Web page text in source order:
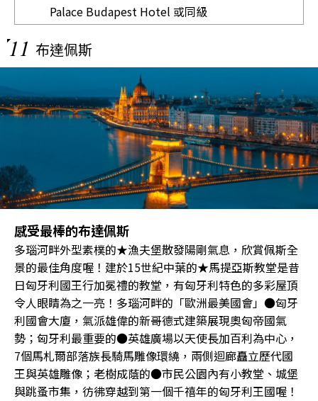
Palace Budapest Hotel 或同級
11 布達佩斯
感受最棒的布達佩斯
多瑙河畔外型素樸的★漁夫堡散發陽剛氣息，欣賞佩斯全
景的最佳角度喔！建於15世紀中葉的★馬提亞斯教堂是昔
日匈牙利國王行加冕禮的教堂，有匈牙利特色的多彩屋頂
令人眼睛為之一亮！多瑙河畔的「歐洲最美國會」●匈牙
利國會大廈，氣派雄偉的新哥德式建築展現奧匈帝國氣
勢；匈牙利最重要的●英雄廣場以天使長加百利為中心，
7個馬札爾部落族長騎馬雕像環繞，兩側迴廊矗立歷代國
王與英雄雕像；老樹成蔭的●市民公園內有小教堂、城堡
與跳蚤市集，彷彿穿越到第一個千禧年的匈牙利王國喔！